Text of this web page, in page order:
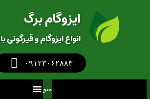
ایزوگام برگ
انواع ایزوگام و
۰۹۱۲۳۰۶۲۸۸۳
منو